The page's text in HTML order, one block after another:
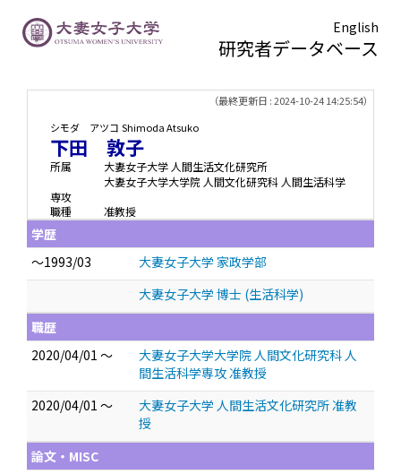
English
研究者データベース
（最終更新日 : 2024-10-24 14:25:54）
シモダ アツコ Shimoda Atsuko
下田 敦子
所属
大妻女子大学 人間生活文化研究所
大妻女子大学大学院 人間文化研究科 人間生活科学
専攻
職種
准教授
学歴
～1993/03
大妻女子大学 家政学部
大妻女子大学 博士 (生活科学)
職歴
2020/04/01 ～
大妻女子大学大学院 人間文化研究科 人
間生活科学専攻 准教授
2020/04/01 ～
大妻女子大学 人間生活文化研究所 准教
授
論文・MISC